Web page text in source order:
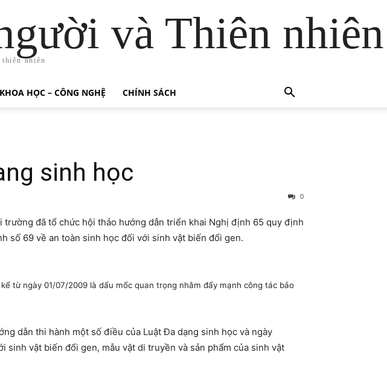
và Thiên nhiên
nhiên
KHOA HỌC – CÔNG NGHỆ CHÍNH SÁCH
sinh học
0
đã tổ chức hội thảo hướng dẫn triển khai Nghị định 65 quy định
số 69 về an toàn sinh học đối với sinh vật biến đổi gen.
từ ngày 01/07/2009 là dấu mốc quan trọng nhằm đẩy mạnh công tác bảo
dẫn thi hành một số điều của Luật Đa dạng sinh học và ngày
vật biến đổi gen, mẫu vật di truyền và sản phẩm của sinh vật